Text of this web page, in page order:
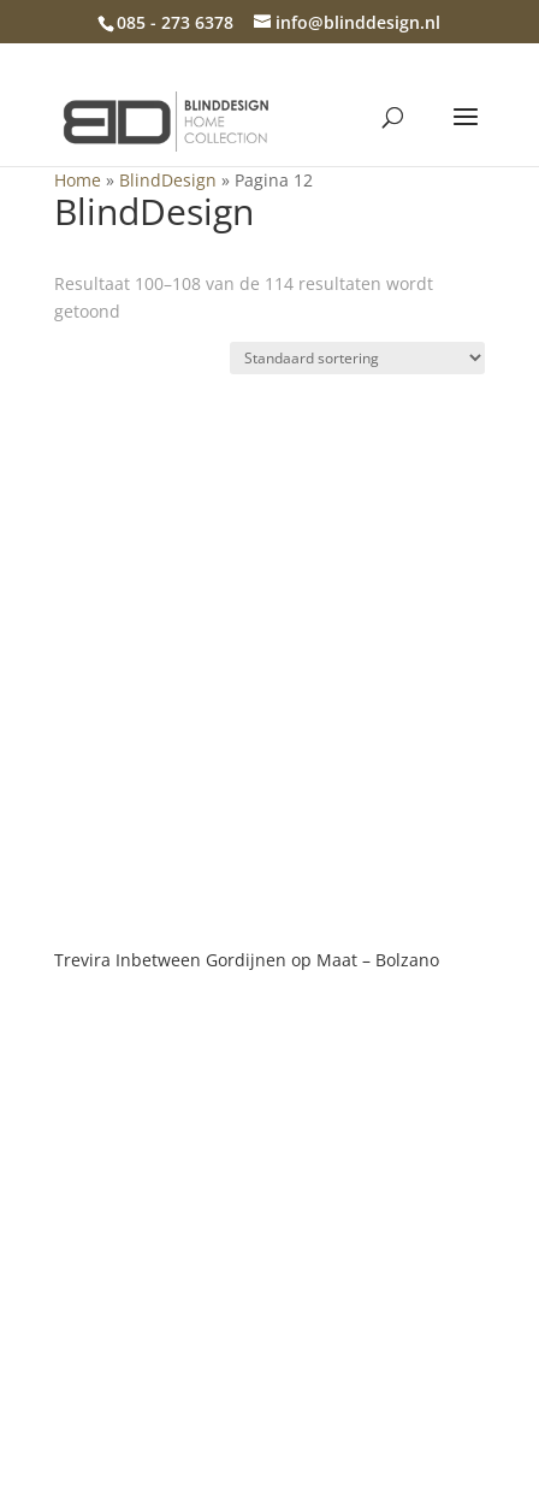
085 - 273 6378 info@blinddesign.nl
Home » BlindDesign » Pagina 12
BlindDesign
Resultaat 100–108 van de 114 resultaten wordt
getoond
Trevira Inbetween Gordijnen op Maat – Bolzano